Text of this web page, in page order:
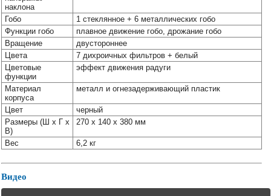
наклона
Гобо
1 стеклянное + 6 металлических гобо
Функции гобо
плавное движение гобо, дрожание гобо
Вращение
двустороннее
Цвета
7 дихроичных фильтров + белый
Цветовые
функции
эффект движения радуги
Материал
корпуса
металл и огнезадерживающий пластик
Цвет
черный
Размеры (Ш х Г х
В)
270 x 140 x 380 мм
Вес 6,2 кг
Видео